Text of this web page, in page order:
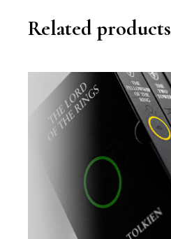
Related products